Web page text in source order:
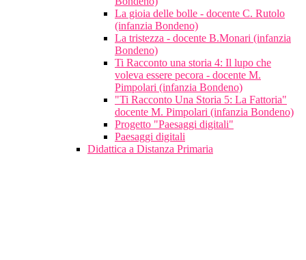
La gioia delle bolle - docente C. Rutolo
(infanzia Bondeno)
La tristezza - docente B.Monari (infanzia
Bondeno)
Ti Racconto una storia 4: Il lupo che
voleva essere pecora - docente M.
Pimpolari (infanzia Bondeno)
"Ti Racconto Una Storia 5: La Fattoria"
docente M. Pimpolari (infanzia Bondeno)
Progetto "Paesaggi digitali"
Paesaggi digitali
Didattica a Distanza Primaria